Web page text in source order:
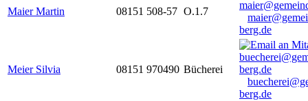
Maier Martin 08151 508-57 O.1.7
berg.de
Meier Silvia 08151 970490 Bücherei
berg.de